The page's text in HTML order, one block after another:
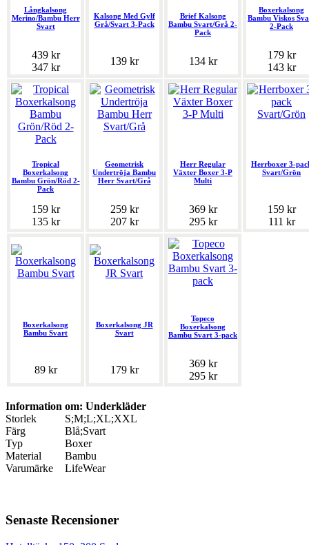
Långkalsong
Merino/Bambu Herr
Svart
439 kr
347 kr
Kalsong Med Gylf
Grå/Svart 3-Pack
139 kr
Brief Kalsong
Bambu Svart/Grå 2-
Pack
134 kr
Boxerkalsong
Bambu Viskos
2-Pack
179 kr
143 kr
Tropical
Boxerkalsong
Bambu Grön/Röd 2-
Pack
159 kr
135 kr
Geometrisk
Undertröja Bambu
Herr Svart/Grå
259 kr
207 kr
Herr Regular
Växter Boxer 3-P
Multi
369 kr
295 kr
Herrboxer 3-
Svart/Grön
159 kr
111 kr
Boxerkalsong
Bambu Svart
89 kr
Boxerkalsong JR
Svart
179 kr
Topeco
Boxerkalsong
Bambu Svart 3-pack
369 kr
295 kr
Information om: Underkläder
Storlek
S;M;L;XL;XXL
Färg
Blå;Svart
Typ
Boxer
Material
Bambu
Varumärke
LifeWear
Senaste Recensioner